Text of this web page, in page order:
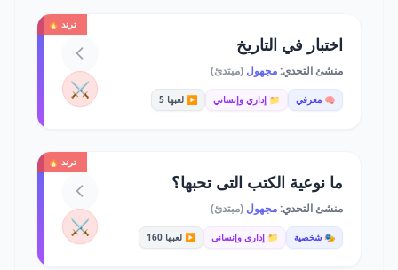
ترند 🔥
اختبار في التاريخ
منشئ التحدي:مجهول (مبتدئ)
🧠 معرفي 📁 إداري وإنساني ▶️ لعبها 5 ⚔️
ترند 🔥
ما نوعية الكتب التى تحبها؟
منشئ التحدي:مجهول (مبتدئ)
🎭 شخصية 📁 إداري وإنساني ▶️ لعبها 160 ⚔️